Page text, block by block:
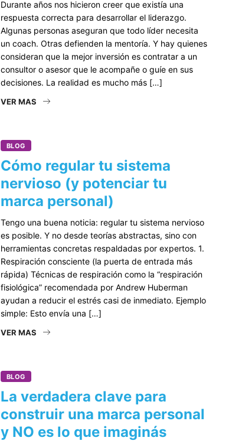
Durante años nos hicieron creer que existía una
respuesta correcta para desarrollar el liderazgo.
Algunas personas aseguran que todo líder necesita
un coach. Otras defienden la mentoría. Y hay quienes
consideran que la mejor inversión es contratar a un
consultor o asesor que le acompañe o guíe en sus
decisiones. La realidad es mucho más […]
VER MAS
BLOG
Cómo regular tu sistema
nervioso (y potenciar tu
marca personal)
Tengo una buena noticia: regular tu sistema nervioso
es posible. Y no desde teorías abstractas, sino con
herramientas concretas respaldadas por expertos. 1.
Respiración consciente (la puerta de entrada más
rápida) Técnicas de respiración como la “respiración
fisiológica” recomendada por Andrew Huberman
ayudan a reducir el estrés casi de inmediato. Ejemplo
simple: Esto envía una […]
VER MAS
BLOG
La verdadera clave para
construir una marca personal
y NO es lo que imaginás